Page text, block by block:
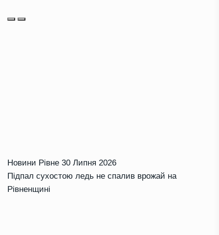
Новини Рівне 30 Липня 2026
Підпал сухостою ледь не спалив врожай на
Рівненщині